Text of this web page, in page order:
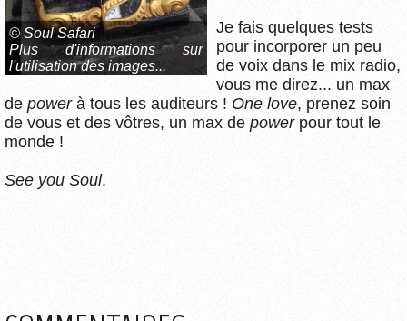
© Soul Safari
Plus d'informations sur
l'utilisation des images...
Je fais quelques tests
pour incorporer un peu
de voix dans le mix radio,
vous me direz... un max
de powerà tous les auditeurs ! One love, prenez soin
de vous et des vôtres, un max de powerpour tout le
monde !
See you Soul.